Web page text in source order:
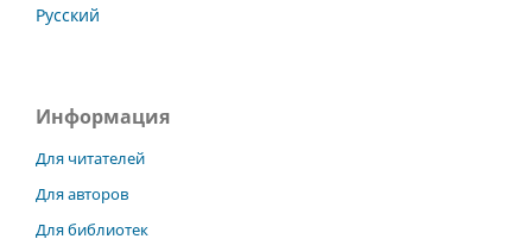
Русский
Информация
Для читателей
Для авторов
Для библиотек